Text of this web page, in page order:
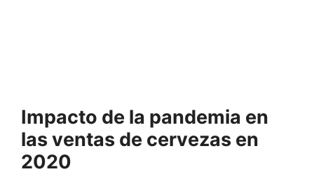
Impacto de la pandemia en
las ventas de cervezas en
2020